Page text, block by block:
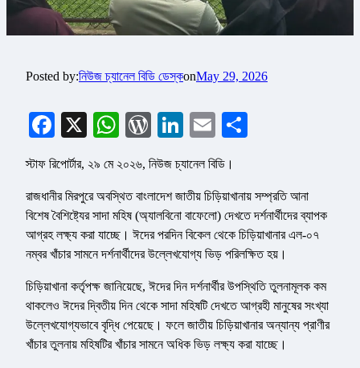
Posted by:নিউজ চ্যানেল বিডি ডেস্কonMay 29, 2026
Facebook
X WhatsApp
WordPress
LinkedIn
Email
স্টাফ রিপোর্টার, ২৯ মে ২০২৬, নিউজ চ্যানেল বিডি।
রাজধানীর মিরপুরে অবস্থিত বাংলাদেশ জাতীয় চিড়িয়াখানায় সম্প্রতি আনা
বিশেষ বৈশিষ্ট্যের সাদা মহিষ (অ্যালবিনো বাফেলো) দেখতে দর্শনার্থীদের ব্যাপক
আগ্রহ লক্ষ্য করা যাচ্ছে। ঈদের পরদিন বিকেল থেকে চিড়িয়াখানার এল-০৭
নম্বর খাঁচার সামনে দর্শনার্থীদের উল্লেখযোগ্য ভিড় পরিলক্ষিত হয়।
চিড়িয়াখানা কর্তৃপক্ষ জানিয়েছে, ঈদের দিন দর্শনার্থীর উপস্থিতি তুলনামূলক কম
থাকলেও ঈদের দ্বিতীয় দিন থেকে সাদা মহিষটি দেখতে আগ্রহী মানুষের সংখ্যা
উল্লেখযোগ্যভাবে বৃদ্ধি পেয়েছে। ফলে জাতীয় চিড়িয়াখানার অন্যান্য প্রাণীর
খাঁচার তুলনায় মহিষটির খাঁচার সামনে অধিক ভিড় লক্ষ্য করা যাচ্ছে।